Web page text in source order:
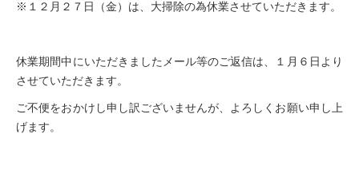
※１２月２７日（金）は、大掃除の為休業させていただきます。
休業期間中にいただきましたメール等のご返信は、１月６日より
させていただきます。
ご不便をおかけし申し訳ございませんが、よろしくお願い申し上
げます。